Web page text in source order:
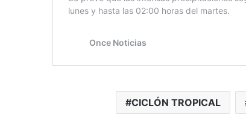
CICLÓN TROPICAL